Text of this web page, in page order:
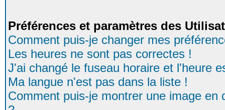
Préférences et paramètres des
Comment puis-je changer mes
Les heures ne sont pas correctes !
J'ai changé le fuseau horaire et l'heure
Ma langue n'est pas dans la liste !
Comment puis-je montrer une image